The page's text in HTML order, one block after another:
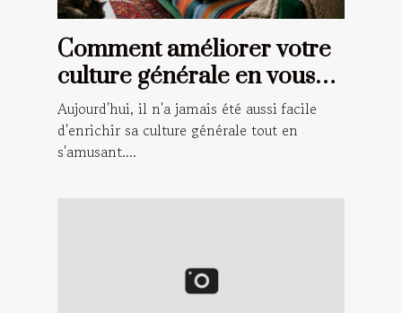
Comment améliorer votre
culture générale en vous
amusant ?
Aujourd'hui, il n'a jamais été aussi facile
d'enrichir sa culture générale tout en
s'amusant....